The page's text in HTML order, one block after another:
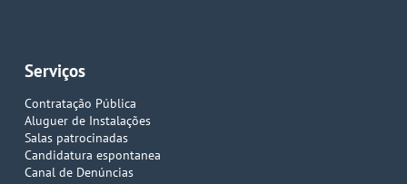
Serviços
Contratação Pública
Aluguer de Instalações
Salas patrocinadas
Candidatura espontanea
Canal de Denúncias